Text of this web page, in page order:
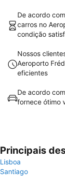
De acordo
carros no
condição
Nossos
Aeroporto
eficientes
De acordo
fornece ótimo
Principais
Lisboa
Santiago